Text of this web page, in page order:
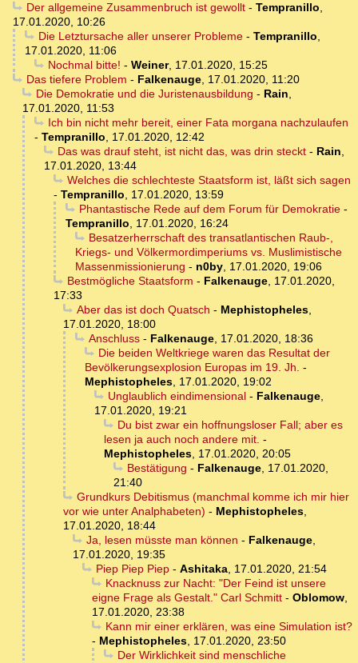
Der allgemeine Zusammenbruch ist gewollt- Tempranillo,
17.01.2020, 10:26
Die Letztursache aller unserer Probleme- Tempranillo,
17.01.2020, 11:06
Nochmal bitte! - Weiner, 17.01.2020, 15:25
Das tiefere Problem - Falkenauge, 17.01.2020, 11:20
Die Demokratie und die Juristenausbildung - Rain,
17.01.2020, 11:53
Ich bin nicht mehr bereit, einer Fata morgana nachzulaufen
- Tempranillo, 17.01.2020, 12:42
Das was drauf steht, ist nicht das, was drin steckt- Rain,
17.01.2020, 13:44
Welches die schlechteste Staatsform ist, läßt sich sagen
- Tempranillo, 17.01.2020, 13:59
Phantastische Rede auf dem Forum für Demokratie-
Tempranillo, 17.01.2020, 16:24
Besatzerherrschaft des transatlantischen Raub-,
Kriegs- und Völkermordimperiums vs. Muslimistische
Massenmissionierung - n0by, 17.01.2020, 19:06
Bestmögliche Staatsform - Falkenauge, 17.01.2020,
17:33
Aber das ist doch Quatsch - Mephistopheles,
17.01.2020, 18:00
Anschluss- Falkenauge, 17.01.2020, 18:36
Die beiden Weltkriege waren das Resultat der
Bevölkerungsexplosion Europas im 19. Jh. -
Mephistopheles, 17.01.2020, 19:02
Unglaublich eindimensional- Falkenauge,
17.01.2020, 19:21
Du bist zwar ein hoffnungsloser Fall; aber es
lesen ja auch noch andere mit. -
Mephistopheles, 17.01.2020, 20:05
Bestätigung - Falkenauge, 17.01.2020,
21:40
Grundkurs Debitismus (manchmal komme ich mir hier
vor wie unter Analphabeten) - Mephistopheles,
17.01.2020, 18:44
Ja, lesen müsste man können - Falkenauge,
17.01.2020, 19:35
Piep Piep Piep- Ashitaka, 17.01.2020, 21:54
Knacknuss zur Nacht: "Der Feind ist unsere
eigne Frage als Gestalt." Carl Schmitt - Oblomow,
17.01.2020, 23:38
Kann mir einer erklären, was eine Simulation ist?
- Mephistopheles, 17.01.2020, 23:50
Der Wirklichkeit sind menschliche